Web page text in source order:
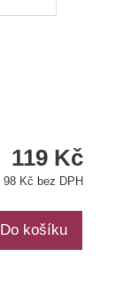
119 Kč
98 Kč bez DPH
Do košíku